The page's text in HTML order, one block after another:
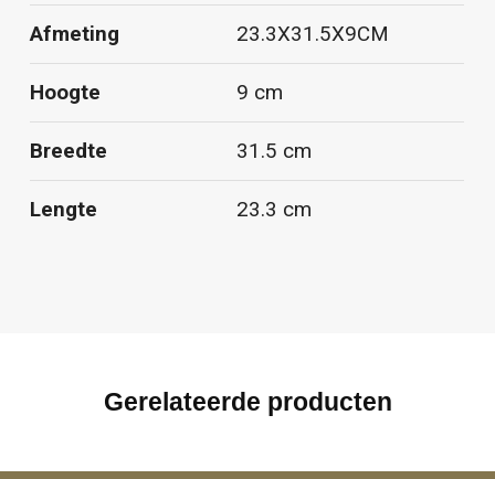
Afmeting 23.3X31.5X9CM
Hoogte 9 cm
Breedte 31.5 cm
Lengte 23.3 cm
Gerelateerde producten